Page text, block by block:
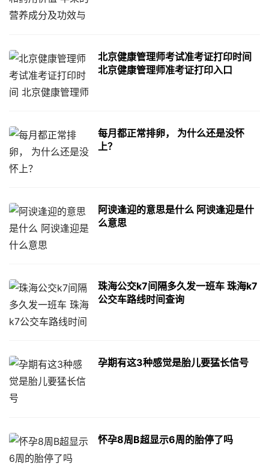
北京健康管理师考试准考证打印时间
北京健康管理师准考证打印入口
每月都正常排卵， 为什么还是没怀
上？
阿谀逢迎的意思是什么 阿谀逢迎是什
么意思
珠海公交k7间隔多久发一班车 珠海k7
公交车路线时间查询
孕期有这3种感觉是胎儿要猛长信号
怀孕8周B超显示6周的胎停了吗